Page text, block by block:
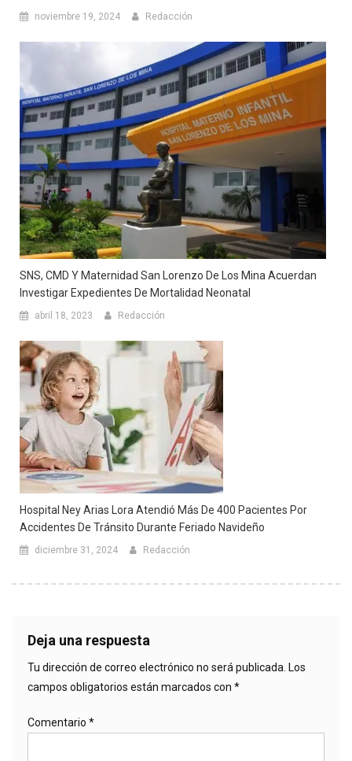
noviembre 19, 2024 Redacción
SNS, CMD Y Maternidad San Lorenzo De Los Mina Acuerdan
Investigar Expedientes De Mortalidad Neonatal
abril 18, 2023 Redacción
Hospital Ney Arias Lora Atendió Más De 400 Pacientes Por
Accidentes De Tránsito Durante Feriado Navideño
diciembre 31, 2024 Redacción
Deja una respuesta
Tu dirección de correo electrónico no será publicada. Los
campos obligatorios están marcados con *
Comentario *